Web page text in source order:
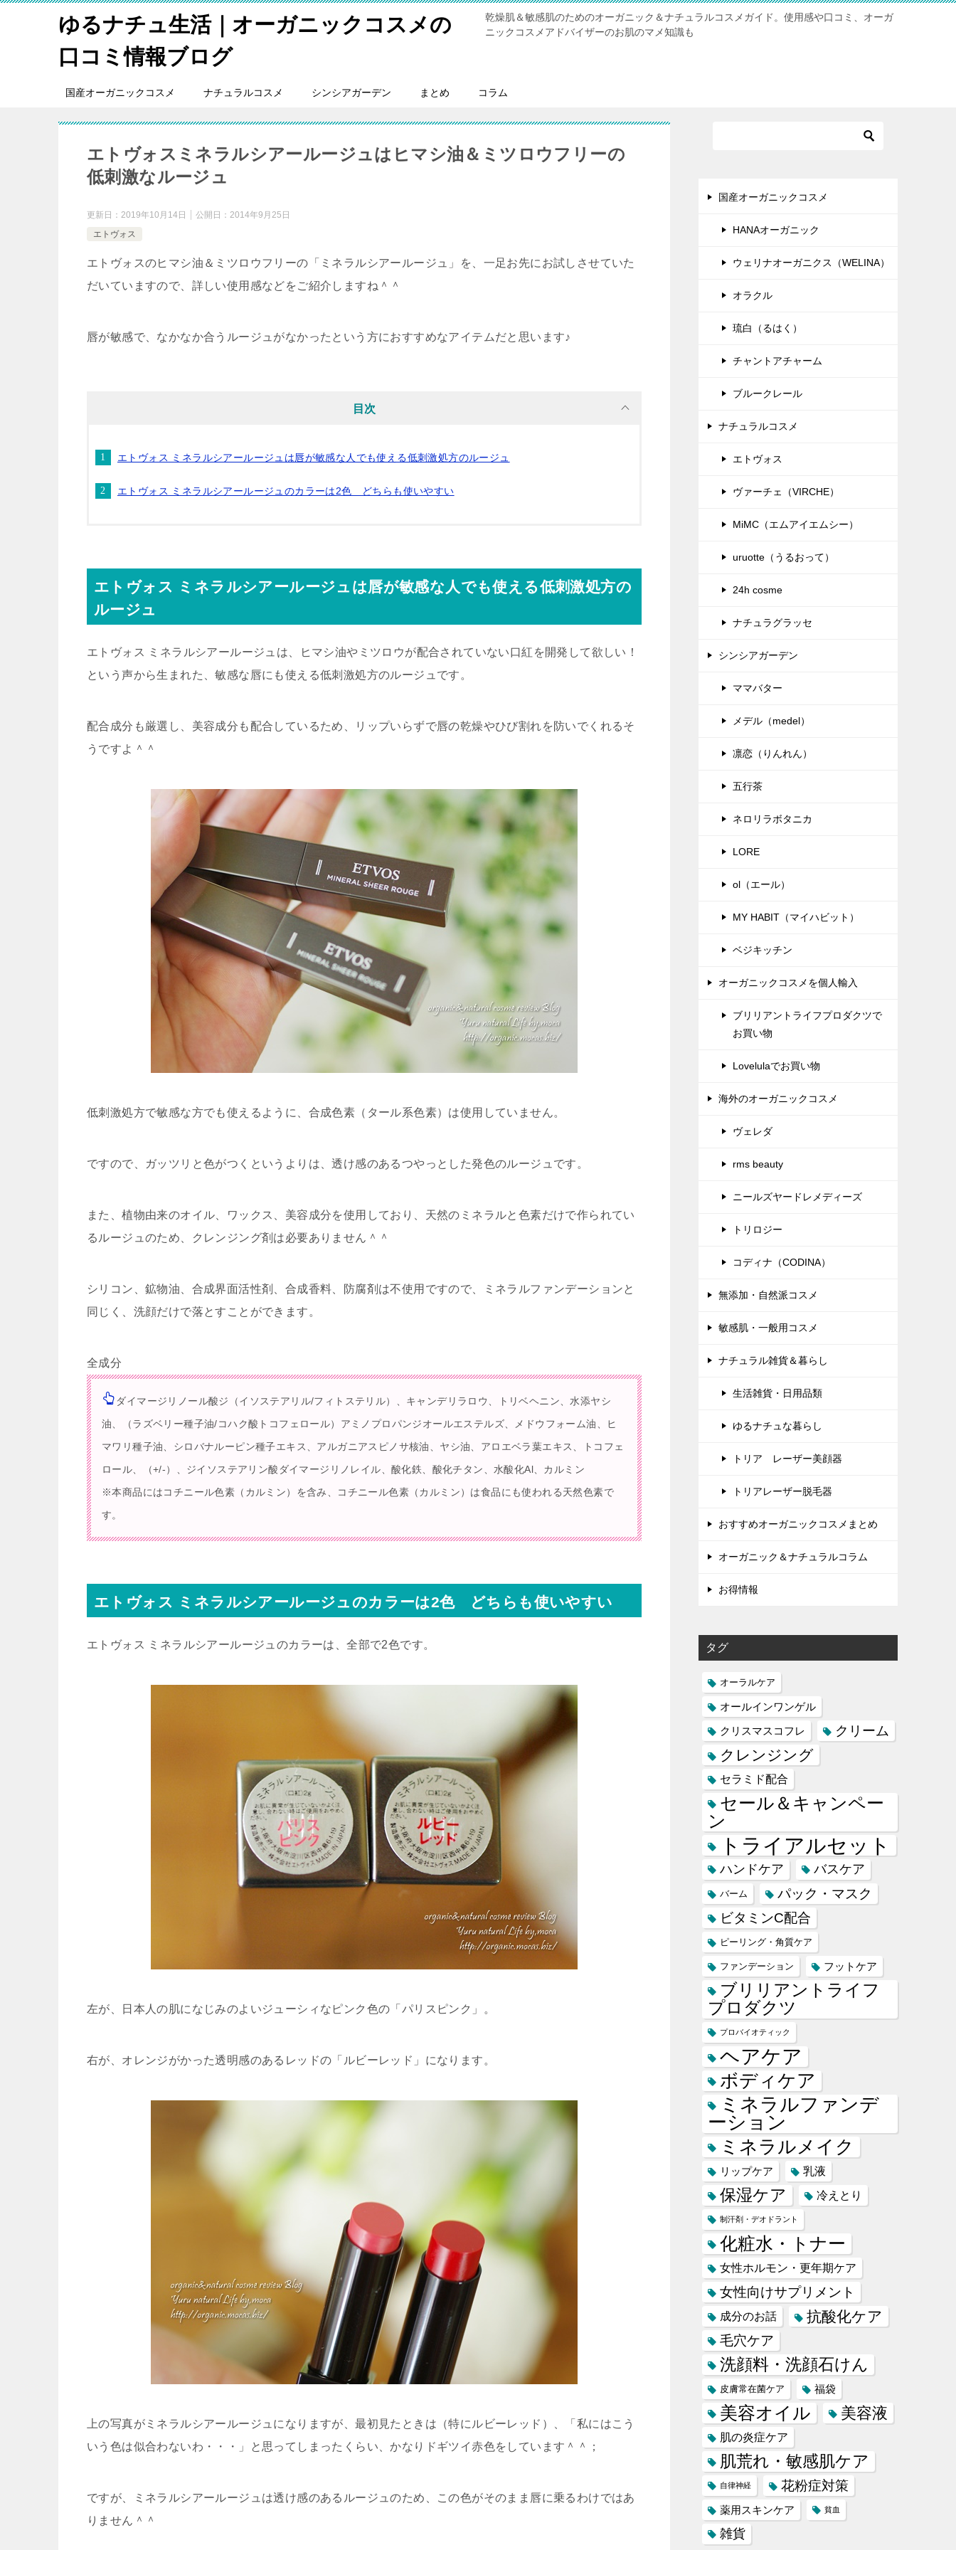
ゆるナチュ生活｜オーガニックコスメの
口コミ情報ブログ
乾燥肌＆敏感肌のためのオーガニック＆ナチュラルコスメガイド。使用感や口コミ、オーガ
ニックコスメアドバイザーのお肌のマメ知識も
国産オーガニックコスメ ナチュラルコスメ シンシアガーデン まとめ コラム
エトヴォスミネラルシアールージュはヒマシ油＆ミツロウフリーの
低刺激なルージュ
更新日： 2019年10月14日 公開日： 2014年9月25日
エトヴォス
エトヴォスのヒマシ油＆ミツロウフリーの「ミネラルシアールージュ」を、一足お先にお試しさせていた
だいていますので、詳しい使用感などをご紹介しますね＾＾
唇が敏感で、なかなか合うルージュがなかったという方におすすめなアイテムだと思います♪
目次
エトヴォス ミネラルシアールージュは唇が敏感な人でも使える低刺激処方のルージュ
エトヴォス ミネラルシアールージュのカラーは2色 どちらも使いやすい
エトヴォス ミネラルシアールージュは唇が敏感な人でも使える低刺激処方の
ルージュ
エトヴォス ミネラルシアールージュは、
ヒマシ油やミツロウが配合されていない口紅を開発して欲しい！
という声から生まれた、敏感な唇にも使える低刺激処方のルージュ です。
配合成分も厳選し、美容成分も配合しているため、リップいらずで唇の乾燥やひび割れを防いでくれるそ
うですよ＾＾
低刺激処方で敏感な方でも使えるように、合成色素（タール系色素）は使用していません。
ですので、ガッツリと色がつくというよりは、透け感のあるつやっとした発色のルージュです。
また、植物由来のオイル、ワックス、美容成分を使用しており、天然のミネラルと色素だけで作られてい
るルージュのため、クレンジング剤は必要ありません＾＾
シリコン、鉱物油、合成界面活性剤、合成香料、防腐剤は不使用ですので、ミネラルファンデーションと
同じく、 洗顔だけで落とすことができます 。
全成分
ダイマージリノール酸ジ（イソステアリル/フィトステリル）、キャンデリラロウ、トリベヘニン、水添ヤシ
油、（ラズベリー種子油/コハク酸トコフェロール）アミノプロパンジオールエステルズ、メドウフォーム油、ヒ
マワリ種子油、シロバナルーピン種子エキス、アルガニアスピノサ核油、ヤシ油、アロエベラ葉エキス、トコフェ
ロール、（+/-）、ジイソステアリン酸ダイマージリノレイル、酸化鉄、酸化チタン、水酸化Al、カルミン
※本商品にはコチニール色素（カルミン）を含み、コチニール色素（カルミン）は食品にも使われる天然色素で
す。
エトヴォス ミネラルシアールージュのカラーは2色 どちらも使いやすい
エトヴォス ミネラルシアールージュのカラーは、全部で2色です。
左が、日本人の肌になじみのよいジューシィなピンク色の「 パリスピンク 」。
右が、オレンジがかった透明感のあるレッドの「 ルビーレッド 」になります。
上の写真がミネラルシアールージュになりますが、最初見たときは（特にルビーレッド）、「私にはこう
いう色は似合わないわ・・・」と思ってしまったくらい、かなりドギツイ赤色をしています＾＾；
ですが、ミネラルシアールージュは透け感のあるルージュのため、
この色がそのまま唇に乗るわけではあ
りません ＾＾
国産オーガニックコスメ
HANAオーガニック
ウェリナオーガニクス（WELINA）
オラクル
琉白（るはく）
チャントアチャーム
ブルークレール
ナチュラルコスメ
エトヴォス
ヴァーチェ（VIRCHE）
MiMC（エムアイエムシー）
uruotte（うるおって）
24h cosme
ナチュラグラッセ
シンシアガーデン
ママバター
メデル（medel）
凛恋（りんれん）
五行茶
ネロリラボタニカ
LORE
ol（エール）
MY HABIT（マイハビット）
ベジキッチン
オーガニックコスメを個人輸入
ブリリアントライフプロダクツで
お買い物
Lovelulaでお買い物
海外のオーガニックコスメ
ヴェレダ
rms beauty
ニールズヤードレメディーズ
トリロジー
コディナ（CODINA）
無添加・自然派コスメ
敏感肌・一般用コスメ
ナチュラル雑貨＆暮らし
生活雑貨・日用品類
ゆるナチュな暮らし
トリア レーザー美顔器
トリアレーザー脱毛器
おすすめオーガニックコスメまとめ
オーガニック＆ナチュラルコラム
お得情報
タグ
オーラルケア
オールインワンゲル
クリスマスコフレ
クリーム
クレンジング
セラミド配合
セール＆キャンペー
ン
トライアルセット
ハンドケア バスケア
バーム
パック・マスク
ビタミンC配合
ピーリング・角質ケア
ファンデーション フットケア
ブリリアントライフ
プロダクツ
プロバイオティック
ヘアケア
ボディケア
ミネラルファンデ
ーション
ミネラルメイク
リップケア 乳液
保湿ケア 冷えとり
制汗剤・デオドラント
化粧水・トナー
女性ホルモン・更年期ケア
女性向けサプリメント
成分のお話 抗酸化ケア
毛穴ケア
洗顔料・洗顔石けん
皮膚常在菌ケア 福袋
美容オイル 美容液
肌の炎症ケア
肌荒れ・敏感肌ケア
自律神経 花粉症対策
薬用スキンケア 貧血
雑貨